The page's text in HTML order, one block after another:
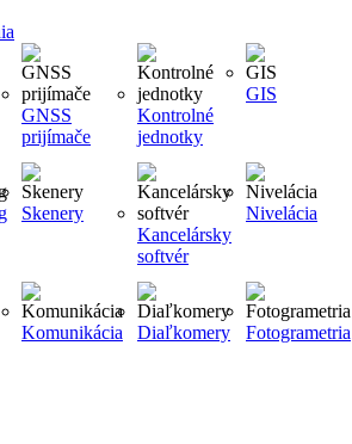
GNSS
prijímače
Kontrolné
jednotky
GIS
Skenery
Kancelársky
softvér
Nivelácia
Komunikácia Diaľkomery Fotogrametria